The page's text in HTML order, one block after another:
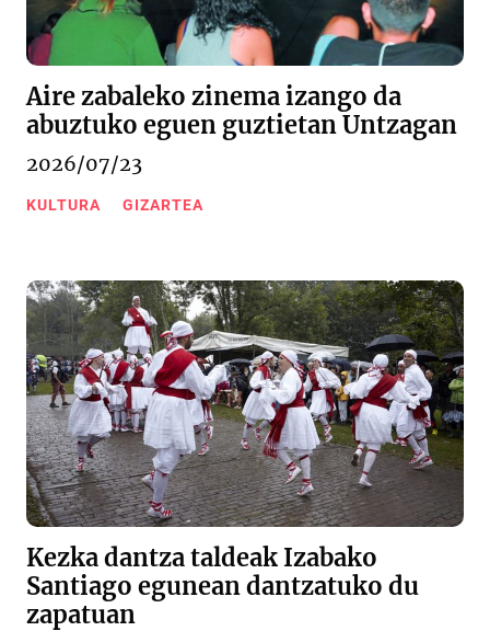
Aire zabaleko zinema izango da
abuztuko eguen guztietan Untzagan
2026/07/23
KULTURA GIZARTEA
Kezka dantza taldeak Izabako
Santiago egunean dantzatuko du
zapatuan